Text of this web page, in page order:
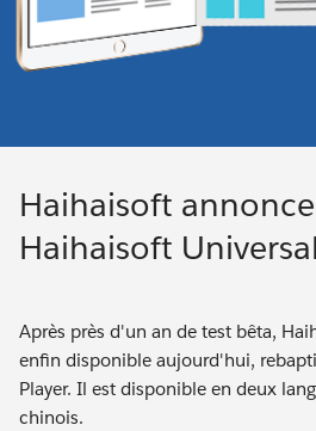
Haihaisoft
Haihaisoft
Après près d'un an de test bêta,
enfin disponible aujourd'hui,
Player. Il est disponible en deux
chinois.